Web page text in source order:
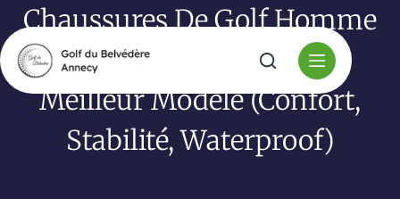
Chaussures De Golf Homme
: Comment Choisir Le
Meilleur Modèle (confort,
Stabilité, Waterproof)